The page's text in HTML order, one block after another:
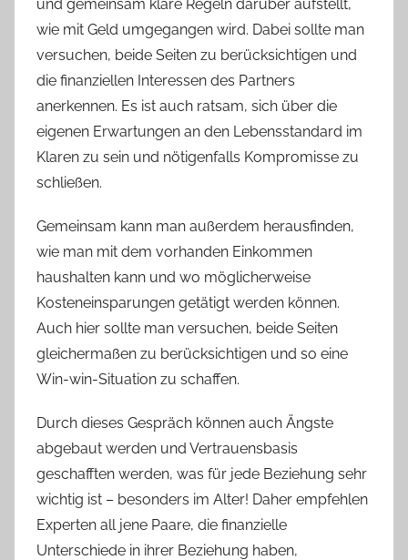
und gemeinsam klare Regeln darüber aufstellt,
wie mit Geld umgegangen wird. Dabei sollte man
versuchen, beide Seiten zu berücksichtigen und
die finanziellen Interessen des Partners
anerkennen. Es ist auch ratsam, sich über die
eigenen Erwartungen an den Lebensstandard im
Klaren zu sein und nötigenfalls Kompromisse zu
schließen.
Gemeinsam kann man außerdem herausfinden,
wie man mit dem vorhanden Einkommen
haushalten kann und wo möglicherweise
Kosteneinsparungen getätigt werden können.
Auch hier sollte man versuchen, beide Seiten
gleichermaßen zu berücksichtigen und so eine
Win-win-Situation zu schaffen.
Durch dieses Gespräch können auch Ängste
abgebaut werden und Vertrauensbasis
geschafften werden, was für jede Beziehung sehr
wichtig ist – besonders im Alter! Daher empfehlen
Experten all jene Paare, die finanzielle
Unterschiede in ihrer Beziehung haben,